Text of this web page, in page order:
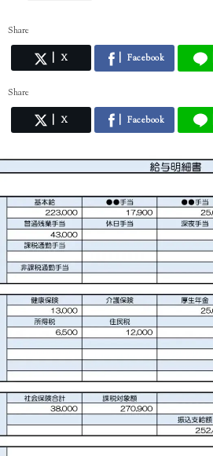
Share
X Facebook
Share
X Facebook